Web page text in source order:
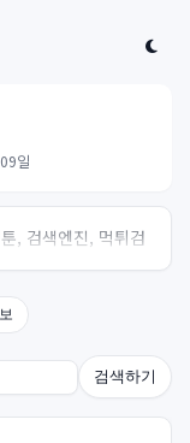
일
, 검색엔진, 먹튀검
트! 여기여
검색하기